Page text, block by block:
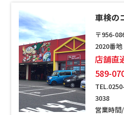
車検の
〒956-
2020番地
店舗直
589-
3038
営業時間